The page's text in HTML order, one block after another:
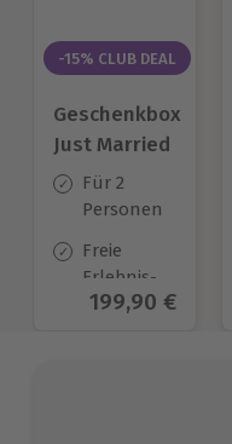
-15% CLUB DEAL
Geschenkbox
Just Married
Für 2
Personen
Freie
Erlebnis-
Auswahl
Aktueller Preis
199,90 €